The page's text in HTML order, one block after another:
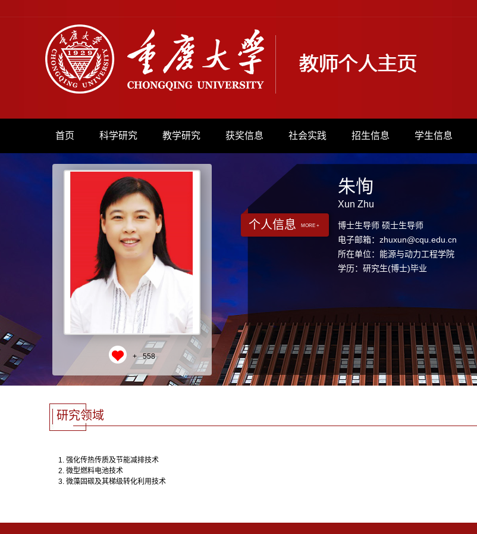
首页 科学研究 教学研究 获奖信息 社会实践 招生信息 学生信息
+ 558
个人信息 MORE +
朱恂
Xun Zhu
博士生导师 硕士生导师
电子邮箱： zhuxun@cqu.edu.cn
所在单位：能源与动力工程学院
学历：研究生(博士)毕业
研究领域
强化传热传质及节能减排技术
微型燃料电池技术
微藻固碳及其梯级转化利用技术